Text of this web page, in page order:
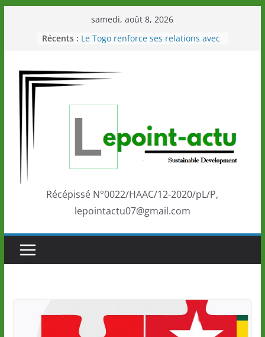
samedi, août 8, 2026
Récents : Le Togo renforce ses relations avec
Éléphants en Côte d’Ivoire
LOTO DETENTE”, un nouveau tirage
marque de confiance au Togo sur
la scène internationale au-delà des
performances de ses athlètes
Togo: Que retenir de la politique
éducation et de l’ambition de
Récépissé N°0022/HAAC/12-2020/pL/P,
lepointactu07@gmail.com